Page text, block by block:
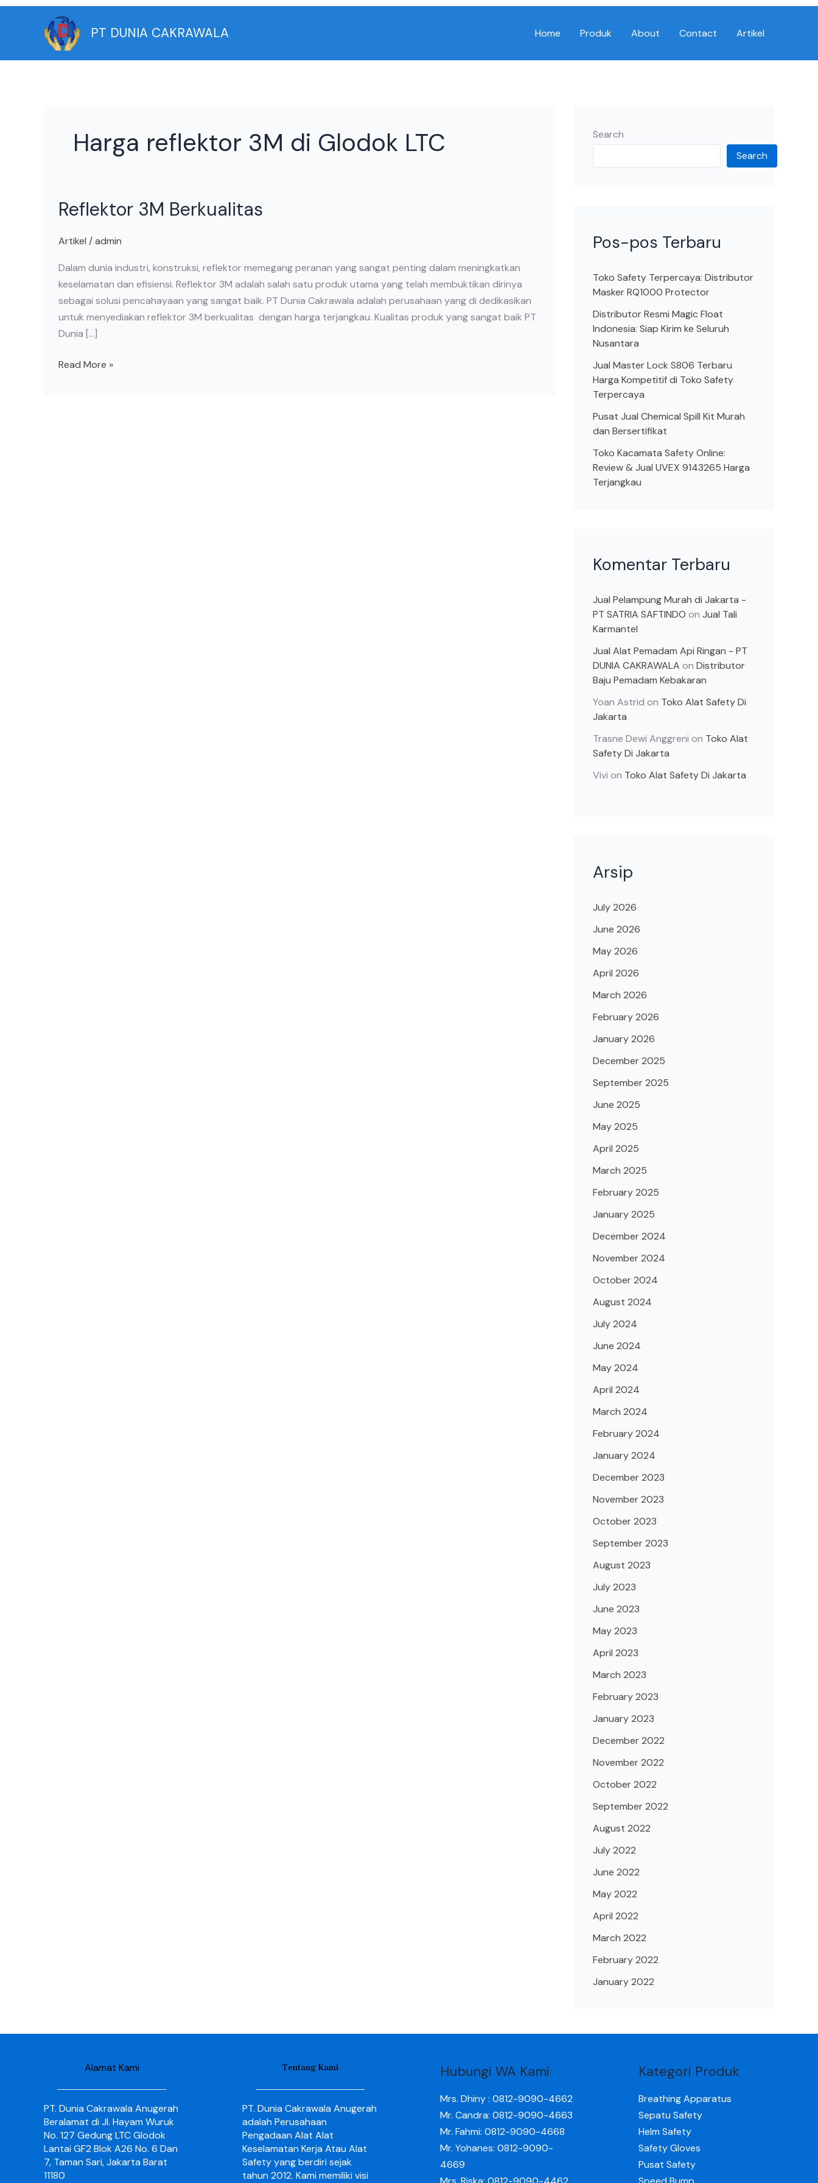
Skip
PT DUNIA CAKRAWALA Home Produk About Contact Artikel
Harga reflektor 3M di Glodok LTC
Reflektor 3M Berkualitas
Artikel /admin
Dalam dunia industri, konstruksi, reflektor memegang peranan yang sangat penting dalam meningkatkan
keselamatan dan efisiensi. Reflektor 3M adalah salah satu produk utama yang telah membuktikan dirinya
sebagai solusi pencahayaan yang sangat baik. PT Dunia Cakrawala adalah perusahaan yang di dedikasikan
untuk menyediakan reflektor 3M berkualitas dengan harga terjangkau. Kualitas produk yang sangat baik PT
Dunia […]
3M
Read More »
Search
Search
Pos-pos Terbaru
Toko Safety Terpercaya: Distributor
Masker RQ1000 Protector
Distributor Resmi Magic Float
Indonesia: Siap Kirim ke Seluruh
Nusantara
Jual Master Lock S806 Terbaru
Harga Kompetitif di Toko Safety
Terpercaya
Pusat Jual Chemical Spill Kit Murah
dan Bersertifikat
Toko Kacamata Safety Online:
Review & Jual UVEX 9143265 Harga
Terjangkau
Komentar Terbaru
Jual Pelampung Murah di Jakarta -
PT SATRIA SAFTINDO on Jual Tali
Karmantel
Jual Alat Pemadam Api Ringan - PT
DUNIA CAKRAWALA on Distributor
Baju Pemadam Kebakaran
Yoan Astrid on Toko Alat Safety Di
Jakarta
Trasne Dewi Anggreni on Toko Alat
Safety Di Jakarta
Vivi on Toko Alat Safety Di Jakarta
Arsip
July 2026
June 2026
May 2026
April 2026
March 2026
February 2026
January 2026
December 2025
September 2025
June 2025
May 2025
April 2025
March 2025
February 2025
January 2025
December 2024
November 2024
October 2024
August 2024
July 2024
June 2024
May 2024
April 2024
March 2024
February 2024
January 2024
December 2023
November 2023
October 2023
September 2023
August 2023
July 2023
June 2023
May 2023
April 2023
March 2023
February 2023
January 2023
December 2022
November 2022
October 2022
September 2022
August 2022
July 2022
June 2022
May 2022
April 2022
March 2022
February 2022
January 2022
Alamat Kami
PT. Dunia Cakrawala Anugerah
Beralamat di Jl. Hayam Wuruk
No. 127 Gedung LTC Glodok
Lantai GF2 Blok A26 No. 6 Dan
7, Taman Sari, Jakarta Barat
11180
Tentang Kami
PT. Dunia Cakrawala Anugerah
adalah Perusahaan
Pengadaan Alat Alat
Keselamatan Kerja Atau Alat
Safety yang berdiri sejak
tahun 2012. Kami memiliki visi
Hubungi WA Kami
Mrs. Dhiny : 0812-9090-4662
Mr. Candra: 0812-9090-4663
Mr. Fahmi: 0812-9090-4668
Mr. Yohanes: 0812-9090-
4669
Kategori Produk
Breathing Apparatus
Sepatu Safety
Helm Safety
Safety Gloves
Pusat Safety